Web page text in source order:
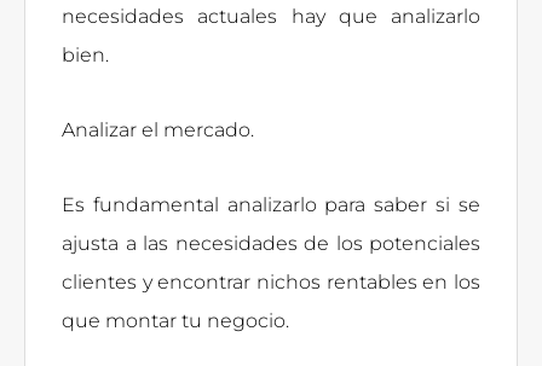
necesidades actuales hay que analizarlo
bien.
Analizar el mercado.
Es fundamental analizarlo para saber si se
ajusta a las necesidades de los potenciales
clientes y encontrar nichos rentables en los
que montar tu negocio.